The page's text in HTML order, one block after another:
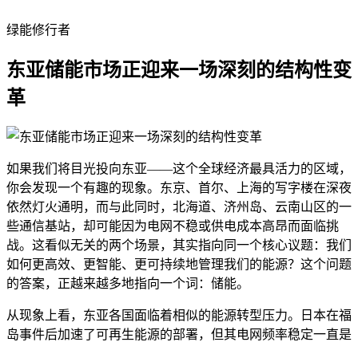
绿能修行者
东亚储能市场正迎来一场深刻的结构性变
革
如果我们将目光投向东亚——这个全球经济最具活力的区域，
你会发现一个有趣的现象。东京、首尔、上海的写字楼在深夜
依然灯火通明，而与此同时，北海道、济州岛、云南山区的一
些通信基站，却可能因为电网不稳或供电成本高昂而面临挑
战。这看似无关的两个场景，其实指向同一个核心议题：我们
如何更高效、更智能、更可持续地管理我们的能源？这个问题
的答案，正越来越多地指向一个词：储能。
从现象上看，东亚各国面临着相似的能源转型压力。日本在福
岛事件后加速了可再生能源的部署，但其电网频率稳定一直是